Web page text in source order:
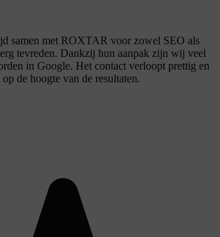
samen met ROXTAR voor zowel SEO als
tevreden. Dankzij hun aanpak zijn wij veel
in Google. Het contact verloopt prettig en
de hoogte van de resultaten.